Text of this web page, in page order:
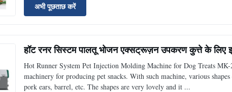
अभी पूछताछ करें
हॉट रनर सिस्टम पालतू भोजन एक्सट्रूज़न उपकरण कुत्ते के लिए
Hot Runner System Pet Injection Molding Machine for Dog Treats
machinery for producing pet snacks. With such machine, various
pork ears, barrel, etc. The shapes are very lovely and it ...